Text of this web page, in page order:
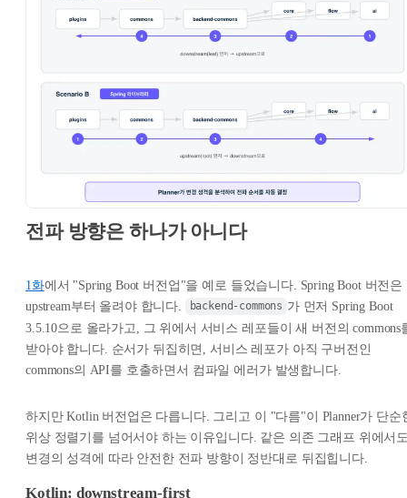
전파 방향은 하나가 아니다
1화에서 "Spring Boot 버전업"을 예로 들었습니다. Spring Boot 버전은
upstream부터 올려야 합니다.
backend-commons 가 먼저 Spring Boot
3.5.10으로 올라가고, 그 위에서 서비스 레포들이 새 버전의 commons
받아야 합니다. 순서가 뒤집히면, 서비스 레포가 아직 구버전인
commons의 API를 호출하면서 컴파일 에러가 발생합니다.
하지만 Kotlin 버전업은 다릅니다. 그리고 이 "다름"이 Planner가 단순
위상 정렬기를 넘어서야 하는 이유입니다. 같은 의존 그래프 위에서
변경의 성격에 따라 안전한 전파 방향이 정반대로 뒤집힙니다.
Kotlin: downstream-first